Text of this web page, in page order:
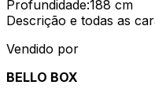
Profundidade:188 cm
Descrição e todas as
Vendido por
BELLO BOX